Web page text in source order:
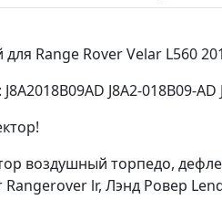
Range Rover Velar L560
J8A2-018B09-AD
воздушный торпедо,
lr, Лэнд Ровер